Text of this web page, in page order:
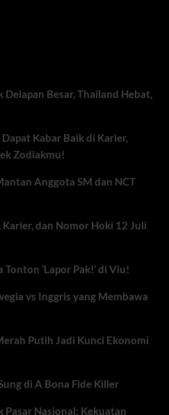
Besar, Thailand Hebat,
Kabar Baik di Karier,
Zodiakmu!
Anggota SM dan NCT
dan Nomor Hoki 12 Juli
‘Lapor Pak!’ di Viu!
vs Inggris yang Membawa
Putih Jadi Kunci Ekonomi
di A Bona Fide Killer
Nasional: Kekuatan